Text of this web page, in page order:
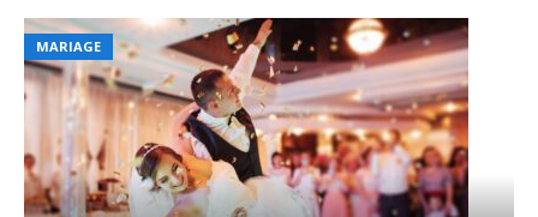
MARIAGE